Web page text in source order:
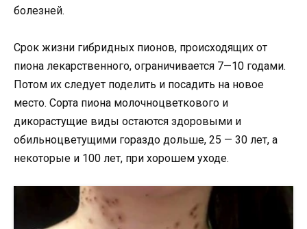
болезней.
Срок жизни гибридных пионов, происходящих от
пиона лекарственного, ограничивается 7—10 годами.
Потом их следует поделить и посадить на новое
место. Сорта пиона молочноцветкового и
дикорастущие виды остаются здоровыми и
обильноцветущими гораздо дольше, 25 — 30 лет, а
некоторые и 100 лет, при хорошем уходе.